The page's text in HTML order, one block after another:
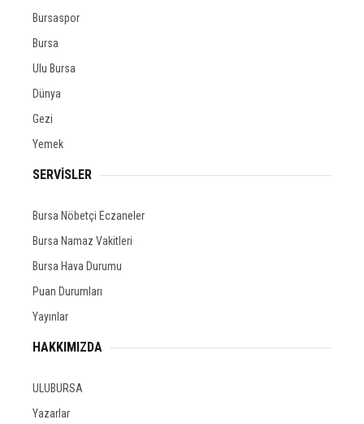
Bursaspor
Bursa
Ulu Bursa
Dünya
Gezi
Yemek
SERVİSLER
Bursa Nöbetçi Eczaneler
Bursa Namaz Vakitleri
Bursa Hava Durumu
Puan Durumları
Yayınlar
HAKKIMIZDA
ULUBURSA
Yazarlar